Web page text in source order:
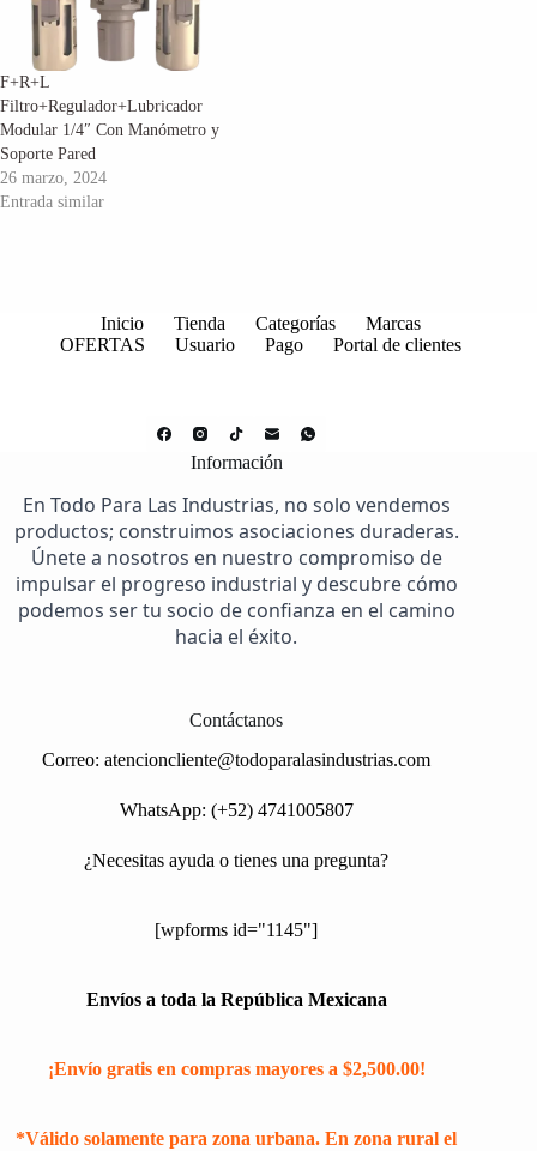
F+R+L
Filtro+Regulador+Lubricador
Modular 1/4″ Con Manómetro y
Soporte Pared
26 marzo, 2024
Entrada similar
Inicio Tienda Categorías
Marcas
OFERTAS
Usuario Pago Portal de clientes
Información
En Todo Para Las Industrias, no solo vendemos
productos; construimos asociaciones duraderas.
Únete a nosotros en nuestro compromiso de
impulsar el progreso industrial y descubre cómo
podemos ser tu socio de confianza en el camino
hacia el éxito.
Contáctanos
Correo:atencioncliente@todoparalasindustrias.com
WhatsApp: (+52) 4741005807
¿Necesitas ayuda o tienes una pregunta?
[wpforms id="1145"]
Envíos a toda la República Mexicana
¡Envío gratis en compras mayores a $2,500.00!
*Válido solamente para zona urbana. En zona rural el